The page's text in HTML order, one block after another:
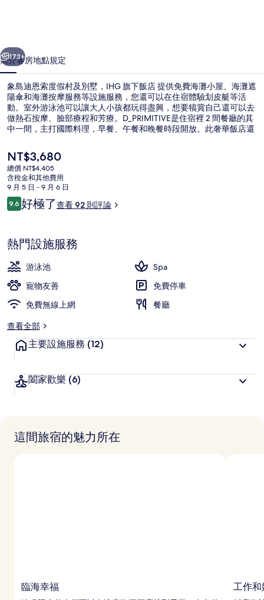
村
及
別
墅，
IHG
旗
下
飯
店
相
片
集
個 下一個
173+
簡介客房地點規定
象島迪恩索度假村及別墅，IHG 旗下飯店 提供免費海灘小屋、海灘遮
陽傘和海灘按摩服務等設施服務，您還可以在住宿體驗划皮艇等活
動。室外游泳池可以讓大人小孩都玩得盡興，想要犒賞自己還可以去
做熱石按摩、臉部療程和芳療。D_PRIMITIVE是住宿裡 2 間餐廳的其
中一間，主打國際料理，早餐、午餐和晚餐時段開放。此奢華飯店還
目
前
的
價
格
是
NT$3,680
總價 NT$4,405
含稅金和其他費用
9 月 5 日 - 9 月 6 日
評
論
9.69.6 分，滿分 10 分，
好極了查看 92 則評論
熱門設施服務
游泳池
Spa
寵物友善
免費停車
免費無線上網
餐廳
查看全部
主要設施服務 (12)
闔家歡樂 (6)
這間旅宿的魅力所在
臨海幸福 工作